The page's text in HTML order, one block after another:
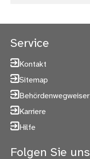
Service
Kontakt
Sitemap
Behördenwegweiser
Karriere
Hilfe
Folgen Sie uns